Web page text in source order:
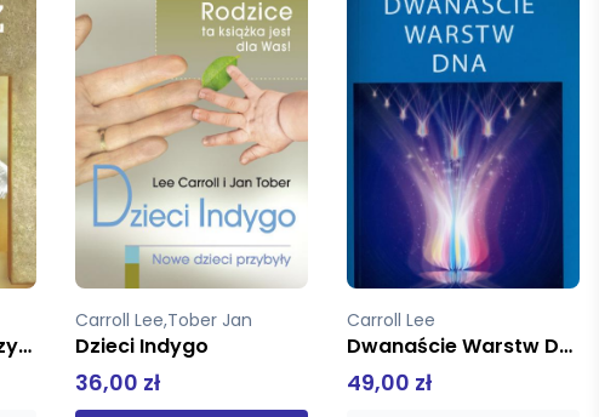
Carroll Lee
49,00 zł
Carroll Lee
Podróż do domu przypowieść Kryona
34,50 zł